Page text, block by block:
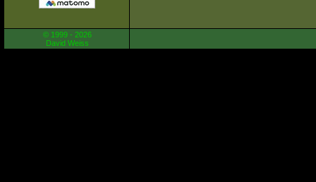
© 1999 - 2026
David Weiss